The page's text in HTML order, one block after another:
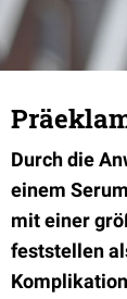
Durch die
einem
mit einer
feststellen